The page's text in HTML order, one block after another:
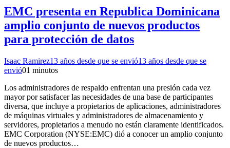
EMC presenta en Republica Dominicana
amplio conjunto de nuevos productos
para protección de datos
Isaac Ramirez13 años desde que se envió13 años desde que se
envió01 minutos
Los administradores de respaldo enfrentan una presión cada vez
mayor por satisfacer las necesidades de una base de participantes
diversa, que incluye a propietarios de aplicaciones, administradores
de máquinas virtuales y administradores de almacenamiento y
servidores, propietarios a menudo no están claramente identificados.
EMC Corporation (NYSE:EMC) dió a conocer un amplio conjunto
de nuevos productos…